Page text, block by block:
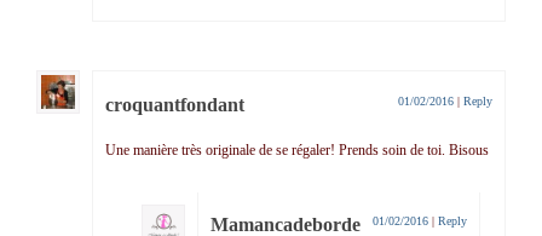
croquantfondant 01/02/2016 | Reply
Une manière très originale de se régaler! Prends soin de toi. Bisous
Mamancadeborde 01/02/2016 | Reply